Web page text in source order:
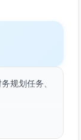
规划任务、